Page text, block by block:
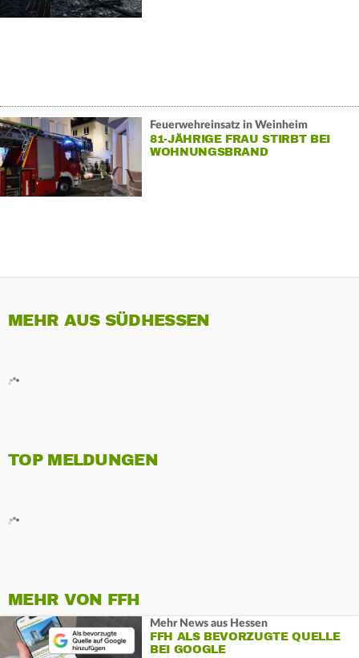
Feuerwehreinsatz in Weinheim
81-JÄHRIGE FRAU STIRBT BEI
WOHNUNGSBRAND
MEHR AUS SÜDHESSEN
TOP MELDUNGEN
MEHR VON FFH
Mehr News aus Hessen
FFH ALS BEVORZUGTE QUELLE
BEI GOOGLE